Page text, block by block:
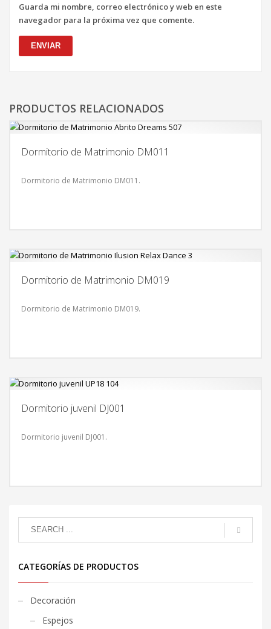
Guarda mi nombre, correo electrónico y web en este
navegador para la próxima vez que comente.
PRODUCTOS RELACIONADOS
Dormitorio de Matrimonio DM011
Dormitorio de Matrimonio DM011.
Dormitorio de Matrimonio DM019
Dormitorio de Matrimonio DM019.
Dormitorio juvenil DJ001
Dormitorio juvenil DJ001.
CATEGORÍAS DE PRODUCTOS
Decoración
Espejos